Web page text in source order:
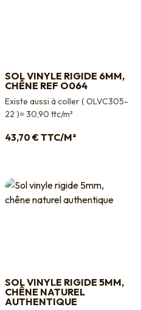
SOL VINYLE RIGIDE 6MM,
CHÊNE REF O064
Existe aussi à coller ( OLVC305-
22 )= 30,90 ttc/m²
43,70 € TTC/M²
SOL VINYLE RIGIDE 5MM,
CHÊNE NATUREL
AUTHENTIQUE